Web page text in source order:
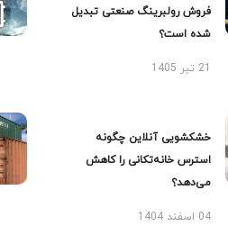
فروش رولبرینگ صنعتی تبدیل
شده است؟
21 تیر 1405
خشکشویی آنلاین چگونه
استرس خانه‌تکانی را کاهش
می‌دهد؟
04 اسفند 1404